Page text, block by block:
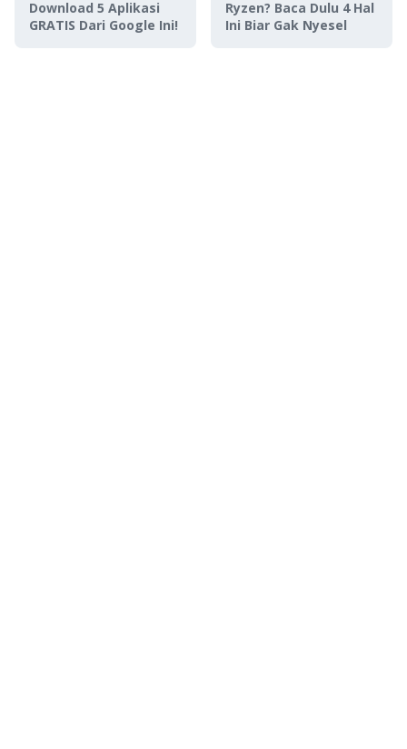
Download 5 Aplikasi
GRATIS Dari Google Ini!
Ryzen? Baca Dulu 4 Hal
Ini Biar Gak Nyesel